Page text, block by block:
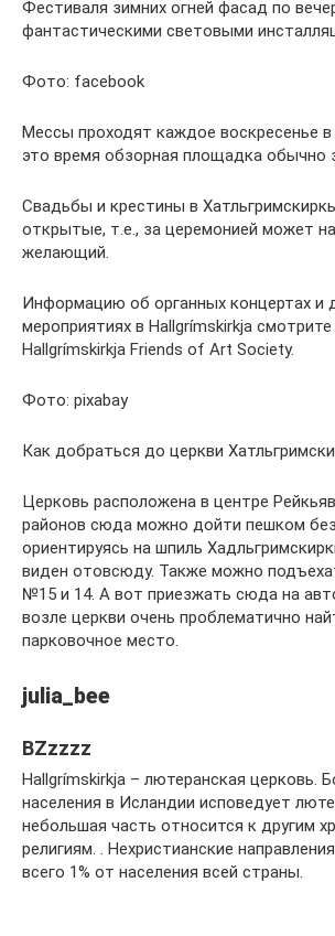
Фестиваля зимних огней фасад по
фантастическими световыми
Фото: facebook
Мессы проходят каждое воскресенье в
это время обзорная площадка обычно
Свадьбы и крестины в
открытые, т.е., за церемонией может
желающий.
Информацию об органных концертах и
мероприятиях в Hallgrímskirkja смотрите
Hallgrímskirkja Friends of Art Society.
Фото: pixabay
Как добраться до церкви
Церковь расположена в центре
районов сюда можно дойти пешком
ориентируясь на шпиль
виден отовсюду. Также можно
№15 и 14. А вот приезжать сюда на
возле церкви очень проблематично
парковочное место.
julia_bee
BZzzzz
Hallgrímskirkja – лютеранская церковь.
населения в Исландии исповедует
небольшая часть относится к другим
религиям. . Нехристианские
всего 1% от населения всей страны.